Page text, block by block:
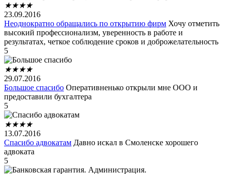
★★★★
23.09.2016
Неоднократно обращались по открытию фирм Хочу отметить
высокий профессионализм, уверенность в работе и
результатах, четкое соблюдение сроков и доброжелательность
5
★★★★
29.07.2016
Большое спасибо Оперативненько открыли мне ООО и
предоставили бухгалтера
5
★★★★
13.07.2016
Спасибо адвокатам Давно искал в Смоленске хорошего
адвоката
5